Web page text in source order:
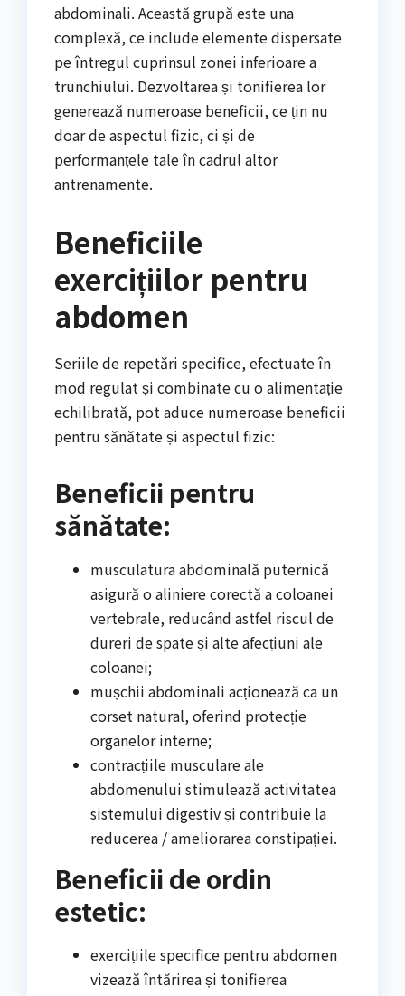
abdominali. Această grupă este una
complexă, ce include elemente dispersate
pe întregul cuprinsul zonei inferioare a
trunchiului. Dezvoltarea și tonifierea lor
generează numeroase beneficii, ce țin nu
doar de aspectul fizic, ci și de
performanțele tale în cadrul altor
antrenamente.
Beneficiile
exercițiilor pentru
abdomen
Seriile de repetări specifice, efectuate în
mod regulat și combinate cu o alimentație
echilibrată, pot aduce numeroase beneficii
pentru sănătate și aspectul fizic:
Beneficii pentru
sănătate:
musculatura abdominală puternică
asigură o aliniere corectă a coloanei
vertebrale, reducând astfel riscul de
dureri de spate și alte afecțiuni ale
coloanei;
mușchii abdominali acționează ca un
corset natural, oferind protecție
organelor interne;
contracțiile musculare ale
abdomenului stimulează activitatea
sistemului digestiv și contribuie la
reducerea / ameliorarea constipației.
Beneficii de ordin
estetic:
exercițiile specifice pentru abdomen
vizează întărirea și tonifierea